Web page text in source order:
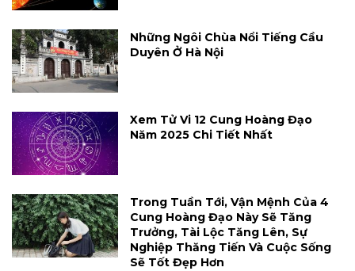
Những Ngôi Chùa Nổi Tiếng Cầu
Duyên Ở Hà Nội
Xem Tử Vi 12 Cung Hoàng Đạo
Năm 2025 Chi Tiết Nhất
Trong Tuần Tới, Vận Mệnh Của 4
Cung Hoàng Đạo Này Sẽ Tăng
Trưởng, Tài Lộc Tăng Lên, Sự
Nghiệp Thăng Tiến Và Cuộc Sống
Sẽ Tốt Đẹp Hơn